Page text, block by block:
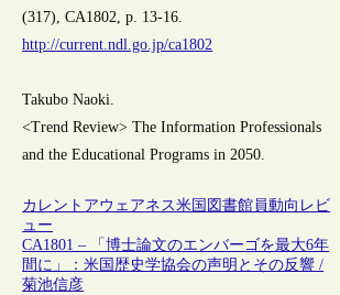
(317), CA1802, p. 13-16.
http://current.ndl.go.jp/ca1802
Takubo Naoki.
<Trend Review> The Information Professionals
and the Educational Programs in 2050.
カレントアウェアネス米国 図書館員動向レビ
ュー
CA1801 – 「博士論文のエンバーゴを最大6年
間に」：米国歴史学協会の声明とその反響 /
菊池信彦